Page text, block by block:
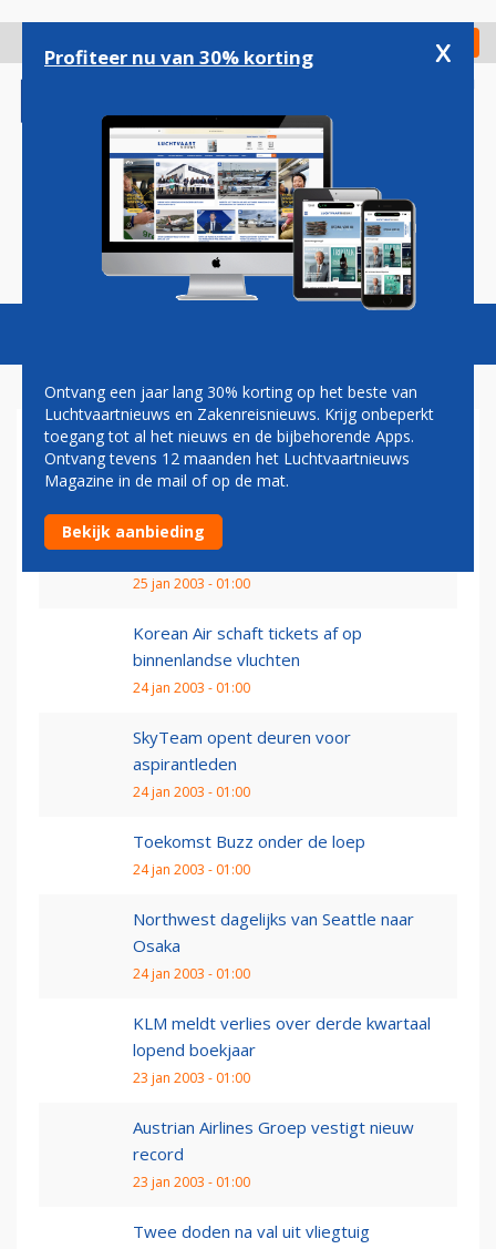
gaan
Check in
Magazine Podcasts Vacatures
AIRLINES
South African Airways ontvangt eerste
Airbus A340-600
25 jan 2003 - 01:00
Korean Air schaft tickets af op
binnenlandse vluchten
24 jan 2003 - 01:00
SkyTeam opent deuren voor
aspirantleden
24 jan 2003 - 01:00
Toekomst Buzz onder de loep
24 jan 2003 - 01:00
Northwest dagelijks van Seattle naar
Osaka
24 jan 2003 - 01:00
KLM meldt verlies over derde kwartaal
lopend boekjaar
23 jan 2003 - 01:00
Austrian Airlines Groep vestigt nieuw
record
23 jan 2003 - 01:00
Twee doden na val uit vliegtuig
Profiteer nu van 30% korting x
Ontvang een jaar lang 30% korting op het beste van
Luchtvaartnieuws en Zakenreisnieuws. Krijg onbeperkt
toegang tot al het nieuws en de bijbehorende Apps.
Ontvang tevens 12 maanden het Luchtvaartnieuws
Magazine in de mail of op de mat.
Bekijk aanbieding